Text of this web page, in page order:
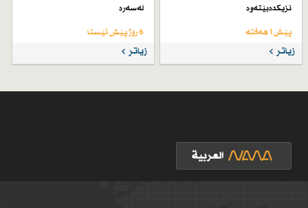
نزیكدەبێتەوە
پێش 1 هەفتە
زیاتر
لەسەرە
6 رۆژ پێش ئێستا
زیاتر